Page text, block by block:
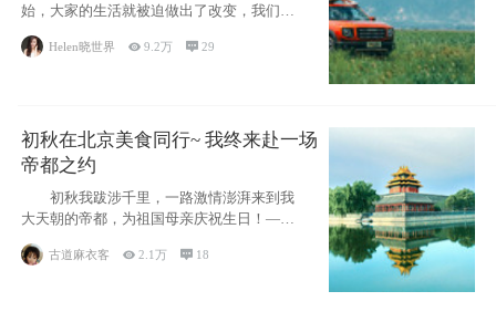
始，大家的生活就被迫做出了改变，我们也
不例外。本来双双辞职是为
Helen晓世界 9.2万 29
初秋在北京美食同行~ 我终来赴一场
帝都之约
初秋我跋涉千里，一路激情澎湃来到我
大天朝的帝都，为祖国母亲庆祝生日！——
古道麻衣客 2.1万  18